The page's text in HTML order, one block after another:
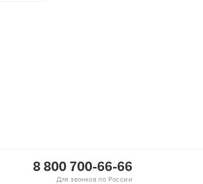
8 800 700-66-66
Для звонков по России